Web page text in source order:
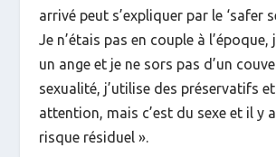
arrivé peut s’expliquer par le ‘safer
Je n’étais pas en couple à l’époque,
un ange et je ne sors pas d’un
sexualité, j’utilise des préservatifs
attention, mais c’est du sexe et il y
risque résiduel ».